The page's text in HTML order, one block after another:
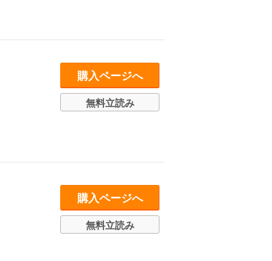
購入ページへ
無料立読み
購入ページへ
無料立読み